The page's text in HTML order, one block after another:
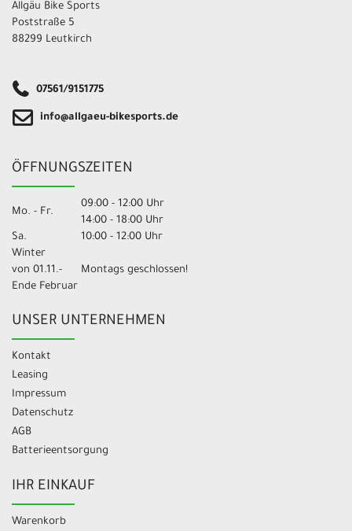
Allgäu Bike Sports
Poststraße 5
88299 Leutkirch
07561/9151775
info@allgaeu-bikesports.de
ÖFFNUNGSZEITEN
Mo. - Fr.
09:00 - 12:00 Uhr
14:00 - 18:00 Uhr
Sa.
10:00 - 12:00 Uhr
Winter
von 01.11.-
Ende Februar
Montags geschlossen!
UNSER UNTERNEHMEN
Kontakt
Leasing
Impressum
Datenschutz
AGB
Batterieentsorgung
IHR EINKAUF
Warenkorb